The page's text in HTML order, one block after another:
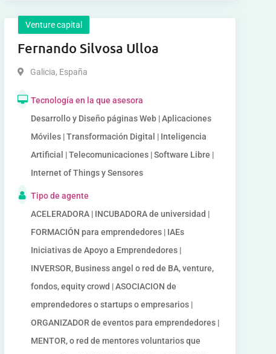
Venture capital
Fernando Silvosa Ulloa
Galicia, España
Tecnología en la que asesora
Desarrollo y Diseño páginas Web | Aplicaciones
Móviles | Transformación Digital | Inteligencia
Artificial | Telecomunicaciones | Software Libre |
Internet of Things y Sensores
Tipo de agente
ACELERADORA | INCUBADORA de universidad |
FORMACIÓN para emprendedores | IAEs
Iniciativas de Apoyo a Emprendedores |
INVERSOR, Business angel o red de BA, venture,
fondos, equity crowd | ASOCIACION de
emprendedores o startups o empresarios |
ORGANIZADOR de eventos para emprendedores |
MENTOR, o red de mentores voluntarios que